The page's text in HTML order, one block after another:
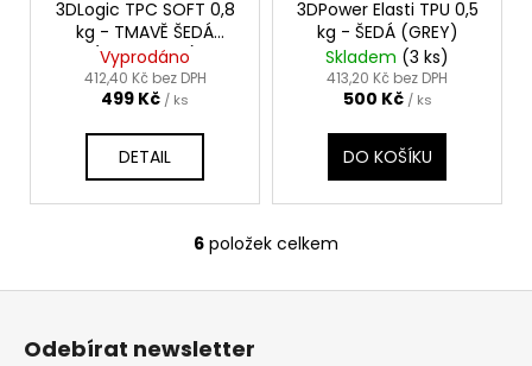
3DLogic TPC SOFT 0,8
kg - TMAVĚ ŠEDÁ
(DARK GRAY)
Vyprodáno
412,40 Kč bez DPH
499 Kč / ks
DETAIL
3DPower Elasti TPU 0,5
kg - ŠEDÁ (GREY)
Skladem (3 ks)
413,20 Kč bez DPH
500 Kč / ks
DO KOŠÍKU
O
v
6 položek celkem
Odebírat newsletter